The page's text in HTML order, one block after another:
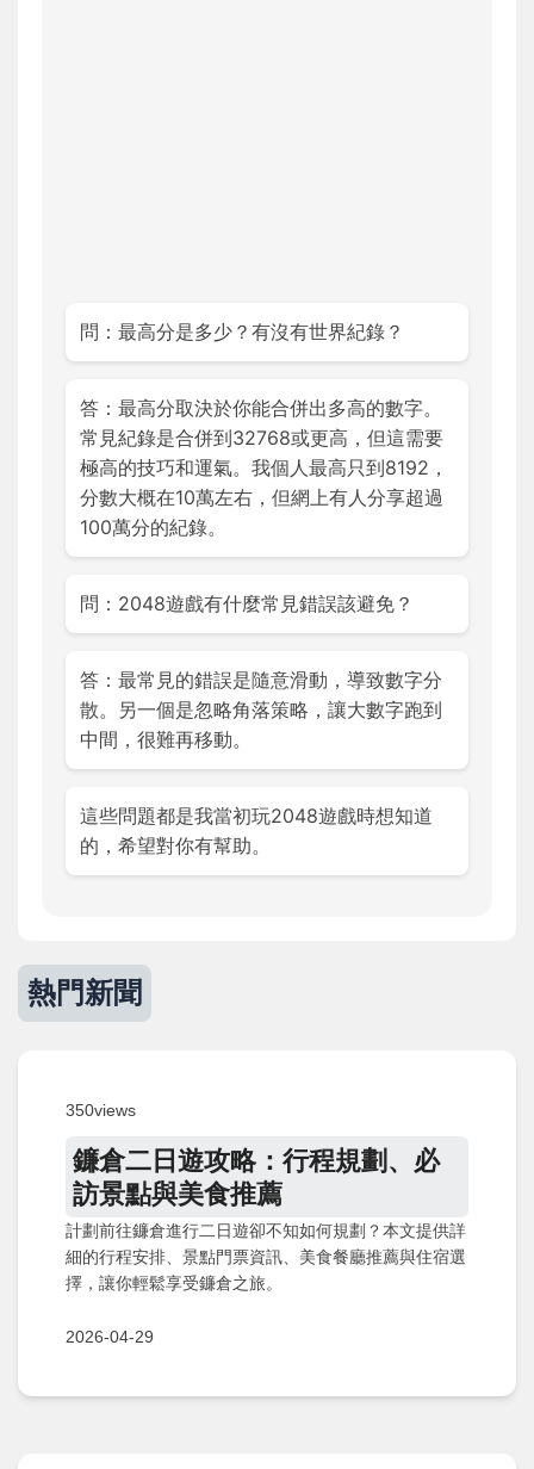
問：最高分是多少？有沒有世界紀錄？
答：最高分取決於你能合併出多高的數字。
常見紀錄是合併到32768或更高，但這需要
極高的技巧和運氣。我個人最高只到8192，
分數大概在10萬左右，但網上有人分享超過
100萬分的紀錄。
問：2048遊戲有什麼常見錯誤該避免？
答：最常見的錯誤是隨意滑動，導致數字分
散。另一個是忽略角落策略，讓大數字跑到
中間，很難再移動。
這些問題都是我當初玩2048遊戲時想知道
的，希望對你有幫助。
熱門新聞
350views
鐮倉二日遊攻略：行程規劃、必
訪景點與美食推薦
計劃前往鐮倉進行二日遊卻不知如何規劃？本文提供詳
細的行程安排、景點門票資訊、美食餐廳推薦與住宿選
擇，讓你輕鬆享受鐮倉之旅。
2026-04-29